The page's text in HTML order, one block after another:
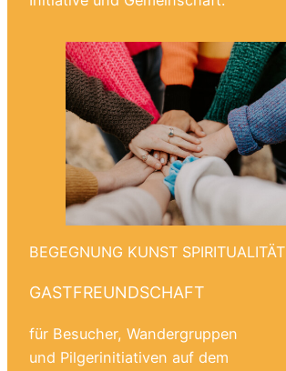
BEGEGNUNG KUNST SPIRITUALITÄT
GASTFREUNDSCHAFT
für Besucher, Wandergruppen
und Pilgerinitiativen auf dem